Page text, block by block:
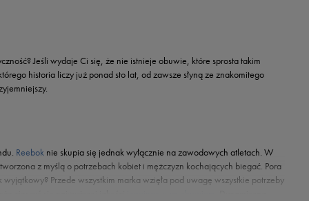
Jeśli wydaje Ci się, że nie istnieje obuwie, które sprosta takim
historia liczy już ponad sto lat, od zawsze słyną ze znakomitego
Reebok nie skupia się jednak wyłącznie na zawodowych atletach. W
z myślą o potrzebach kobiet i mężczyzn kochających biegać. Pora
Przede wszystkim marka wzięła pod uwagę wszystkie potrzeby